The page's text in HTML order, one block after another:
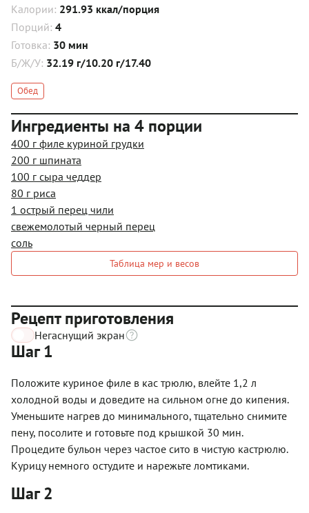
Калории: 291.93 ккал/порция
Порций: 4
Готовка: 30 мин
Б/Ж/У: 32.19 г/10.20 г/17.40
Обед
Ингредиенты на 4 порции
400 г филе куриной грудки
200 г шпината
100 г сыра чеддер
80 г риса
1 острый перец чили
свежемолотый черный перец
соль
Таблица мер и весов
Рецепт приготовления
Негаснущий экран
Шаг 1
Положите куриное филе в кас трюлю, влейте 1,2 л
холодной воды и доведите на сильном огне до кипения.
Уменьшите нагрев до минимального, тщательно снимите
пену, посолите и готовьте под крышкой 30 мин.
Процедите бульон через частое сито в чистую кастрюлю.
Курицу немного остудите и нарежьте ломтиками.
Шаг 2